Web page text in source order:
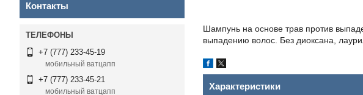
Шампунь на основе трав против
выпадению волос. Без диоксана,
Характеристики
Контакты
+7 (777) 233-45-19
мобильный ватцапп
+7 (777) 233-45-21
мобильный ватцапп